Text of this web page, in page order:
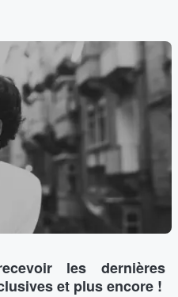
les dernières
et plus encore !